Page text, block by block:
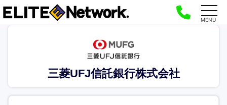
MENU
三菱UFJ信託銀行株式会社